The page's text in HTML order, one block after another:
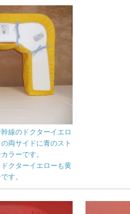
線のドクターイエロ
両サイドに青のスト
ラーです。
クターイエローも黄
す。